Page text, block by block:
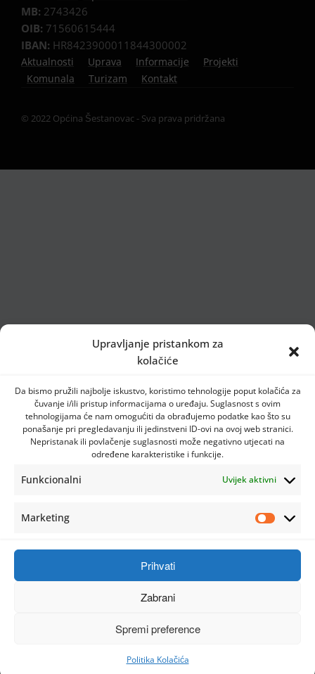
Upravljanje pristankom za
kolačiće
Da bismo pružili najbolje iskustvo, koristimo tehnologije poput kolačića za
čuvanje i/ili pristup informacijama o uređaju. Suglasnost s ovim
tehnologijama će nam omogućiti da obrađujemo podatke kao što su
ponašanje pri pregledavanju ili jedinstveni ID-ovi na ovoj web stranici.
Nepristanak ili povlačenje suglasnosti može negativno utjecati na
određene karakteristike i funkcije.
Funkcionalni Uvijek aktivni
Marketing
Prihvati
Zabrani
Spremi preference
Politika Kolačića
MB: 2743426
OIB: 71560615444
IBAN: HR8423900011844300002
Aktualnosti Uprava Informacije
Projekti
Komunala
Turizam Kontakt
© 2022 Općina Šestanovac - Sva prava pridržana